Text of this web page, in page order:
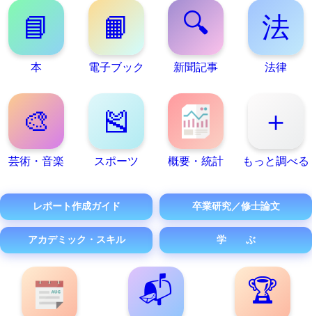
📘
本
📙
電子ブック
🔍
新聞記事
法
法律
🎨
芸術・音楽
🎽
スポーツ 概要・統計
＋
もっと調べる
レポート作成ガイド 卒業研究／修士論文
アカデミック・スキル 学 ぶ
📬 🏆